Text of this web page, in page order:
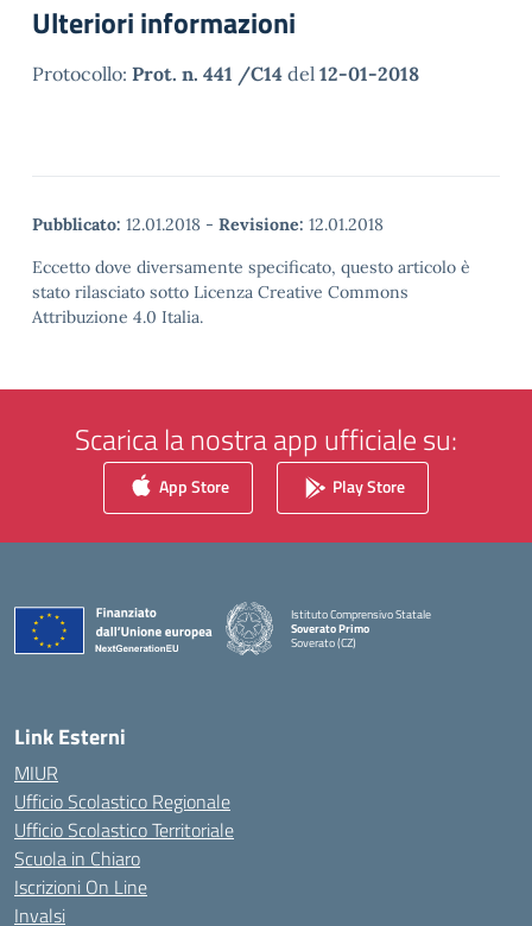
Ulteriori informazioni
Protocollo: Prot. n. 441 /C14 del 12-01-2018
Pubblicato: 12.01.2018 - Revisione: 12.01.2018
Eccetto dove diversamente specificato, questo articolo è
stato rilasciato sotto Licenza Creative Commons
Attribuzione 4.0 Italia.
Scarica la nostra app ufficiale su:
App Store Play Store
Istituto Comprensivo Statale
Soverato Primo
Soverato (CZ)
Link Esterni
MIUR
Ufficio Scolastico Regionale
Ufficio Scolastico Territoriale
Scuola in Chiaro
Iscrizioni On Line
Invalsi